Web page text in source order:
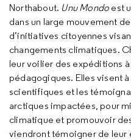
Northabout. Unu Mondo est
dans un large mouvement
d’initiatives citoyennes
changements climatiques.
leur voilier des expéditions
pédagogiques. Elles visent
scientifiques et les
arctiques impactées, pour
climatique et promouvoir
viendront témoigner de leur